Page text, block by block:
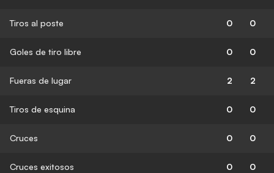
Tiros al poste 0 0
Goles de tiro libre 0 0
Fueras de lugar 2 2
Tiros de esquina 0 0
Cruces 0 0
Cruces exitosos 0 0